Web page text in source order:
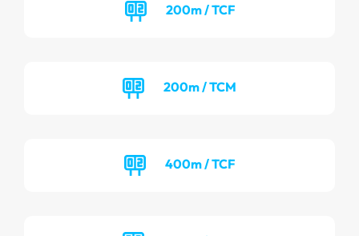
200m / TCF
200m / TCM
400m / TCF